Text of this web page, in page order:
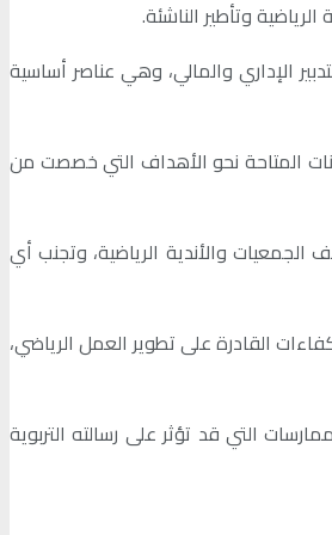
وتأطير الناشئة.
الإداري والمالي، وهي عناصر أساسية
المتاحة نحو الأهداف التي خصصت من
والأندية الرياضية، وتجنب أي
القادرة على تطوير العمل الرياضي،
التي قد تؤثر على رسالته التربوية